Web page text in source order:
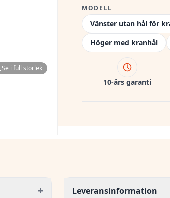
Se i full storlek
MODELL
Vänster utan hål för
Höger med kranhål
10-års garanti
+ Leveransinformation